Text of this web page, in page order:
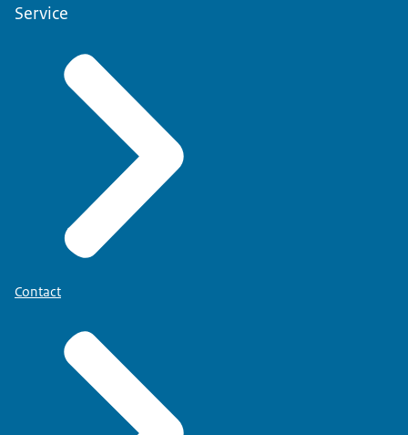
Service
Contact